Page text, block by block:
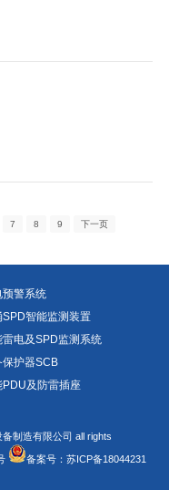
7 8 9 下一页
预警系统
SPD智能监测装置
雷电及SPD监测系统
保护器SCB
PDU及防雷插座
制造有限公司 all rights
备案号：苏ICP备18044231